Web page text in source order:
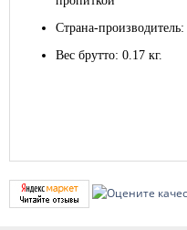
Страна-производитель:
Вес брутто: 0.17 кг.